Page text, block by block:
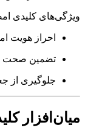
ویژگی‌های کلیدی
احراز هویت
تضمین صحت و
جلوگیری از
میان‌افزار